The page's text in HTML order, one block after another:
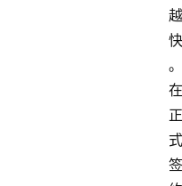
越
快
。
在
正
式
签